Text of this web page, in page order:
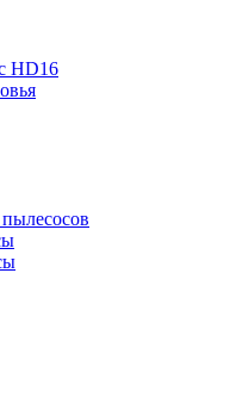
HD16